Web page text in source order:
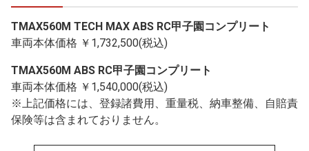
TMAX560M TECH MAX ABS RC甲子園コンプリート
車両本体価格 ￥1,732,500(税込)
TMAX560M ABS RC甲子園コンプリート
車両本体価格 ￥1,540,000(税込)
※上記価格には、登録諸費用、重量税、納車整備、自賠責
保険等は含まれておりません。